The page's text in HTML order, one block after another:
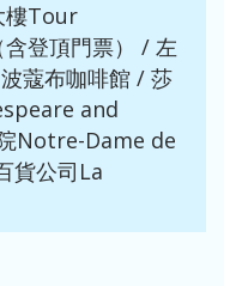
樓Tour
登頂門票） / 左
蔻布咖啡館 / 莎
and
Notre-Dame de
貨公司La